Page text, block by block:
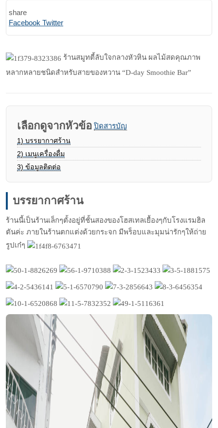
share
Facebook TwitterPrint
Share
ร้านสมูทตี้ลับใจกลางหัวหิน ผลไม้สดคุณภาพ
หลากหลายชนิดสำหรับสายของหวาน “D-day Smoothie Bar”
เลือกดูจากหัวข้อ ปิดสารบัญ
1) บรรยากาศร้าน
2) เมนูเครื่องดื่ม
3) ข้อมูลติดต่อ
บรรยากาศร้าน
ร้านนี้เป็นร้านเล็กๆตั้งอยู่ที่ชั้นสองของโฮสเทลเยื้องๆกับโรงแรมฮิล
ตันค่ะ ภายในร้านตกแต่งด้วยกระจก มีพร็อบและมุมน่ารักๆให้ถ่าย
รูปเก๋ๆ